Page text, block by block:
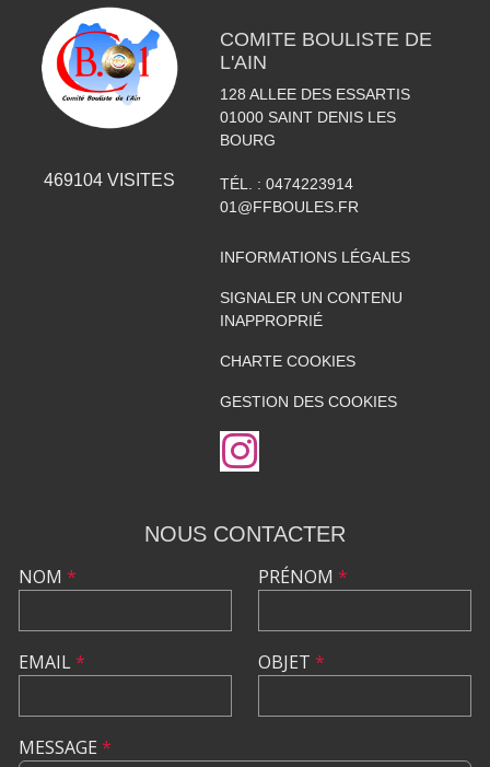
469104 VISITES
COMITE BOULISTE DE
L'AIN
128 ALLEE DES ESSARTIS
01000 SAINT DENIS LES
BOURG
TÉL. : 0474223914
01@FFBOULES.FR
INFORMATIONS LÉGALES
SIGNALER UN CONTENU
INAPPROPRIÉ
CHARTE COOKIES
GESTION DES COOKIES
NOUS CONTACTER
NOM *
EMAIL*
PRÉNOM *
OBJET *
MESSAGE *